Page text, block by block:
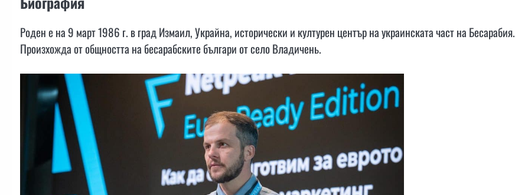
Роден е на 9 март 1986 г. в град Измаил, Украйна, исторически и културен център на украинската част на Бесарабия.
Произхожда от общността на бесарабските българи от село Владичень.